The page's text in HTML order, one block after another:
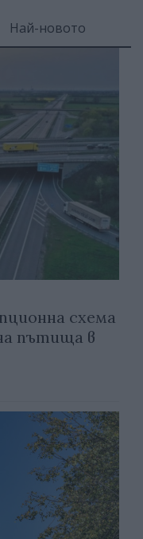
Най-новото
схема
пътища в